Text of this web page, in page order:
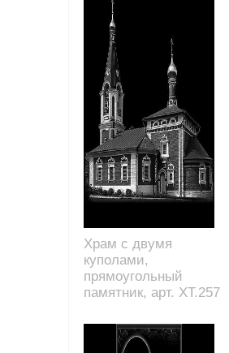
Храм с двумя
куполами,
прямоугольный
памятник, арт. XT.257